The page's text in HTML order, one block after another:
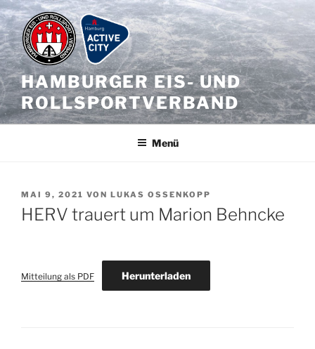
Zum
Inhalt
springen
HAMBURGER EIS- UND
ROLLSPORTVERBAND
Menü
VERÖFFENTLICHT
AM
MAI 9, 2021 VON LUKAS OSSENKOPP
HERV trauert um Marion Behncke
Mitteilung als PDF Herunterladen